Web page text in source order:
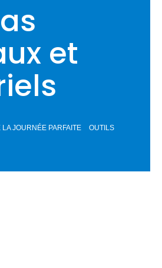
et
JOURNÉE PARFAITE OUTILS